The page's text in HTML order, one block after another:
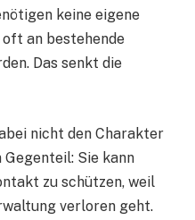
keine eigene
an bestehende
Das senkt die
nicht den Charakter
Gegenteil: Sie kann
zu schützen, weil
verloren geht.